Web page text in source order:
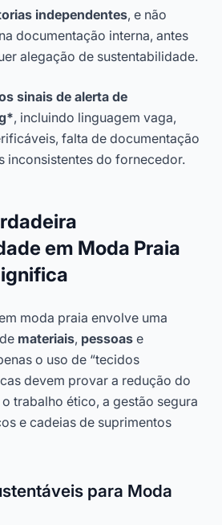
independentes, e não
documentação interna, antes
alegação de sustentabilidade.
sinais de alerta de
, incluindo linguagem vaga,
falta de documentação
inconsistentes do fornecedor.
em Moda Praia
moda praia envolve uma
materiais, pessoas e
o uso de “tecidos
devem provar a redução do
trabalho ético, a gestão segura
e cadeias de suprimentos
para Moda